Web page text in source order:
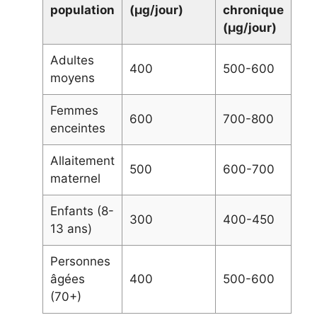
population
(µg/jour)
chronique
(µg/jour)
Adultes
moyens
400 500-600
Femmes
enceintes
600 700-800
Allaitement
maternel
500 600-700
Enfants (8-
13 ans)
300 400-450
Personnes
âgées
(70+)
400 500-600